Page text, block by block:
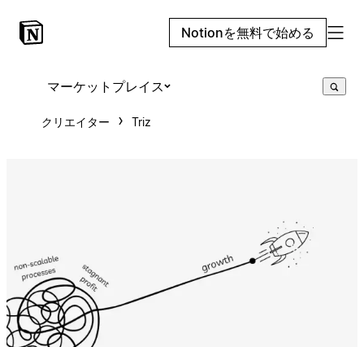
Notionを無料で始める
マーケットプレイス
クリエイター Triz